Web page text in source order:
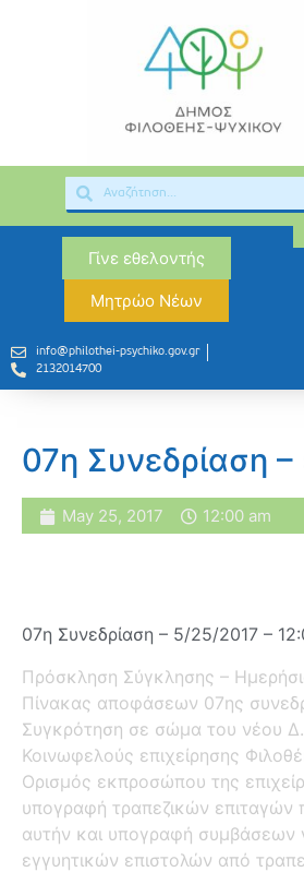
Γίνε εθελοντής
Μητρώο Νέων
info@philothei-psychiko.gov.gr
2132014700
07η Συνεδρίαση
May 25, 2017 12:00 am
07η Συνεδρίαση – 5/25/2017 –
Πρόσκληση Σύγκλησης –
Πίνακας αποφάσεων 07ης
Συγκρότηση σε σώμα του νέου
Κοινωφελούς επιχείρησης
Ορισμός εκπροσώπου της
υπογραφή τραπεζικών επιταγών
αυτήν και υπογραφή συμβάσεων
εγγυητικών επιστολών από